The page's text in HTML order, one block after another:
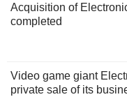
Acquisition of
completed
Video game giant
private sale of its